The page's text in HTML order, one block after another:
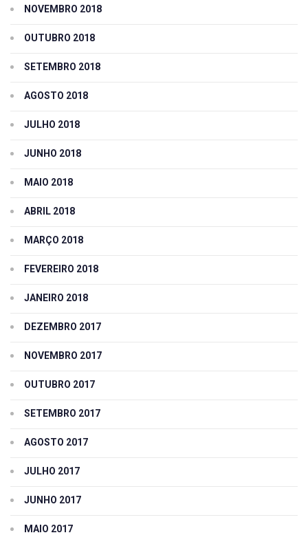
NOVEMBRO 2018
OUTUBRO 2018
SETEMBRO 2018
AGOSTO 2018
JULHO 2018
JUNHO 2018
MAIO 2018
ABRIL 2018
MARÇO 2018
FEVEREIRO 2018
JANEIRO 2018
DEZEMBRO 2017
NOVEMBRO 2017
OUTUBRO 2017
SETEMBRO 2017
AGOSTO 2017
JULHO 2017
JUNHO 2017
MAIO 2017